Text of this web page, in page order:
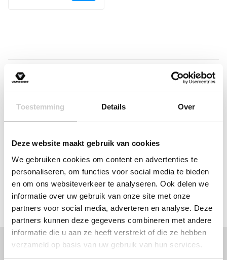
Toestemming Details Over
Deze website maakt gebruik van cookies
We gebruiken cookies om content en advertenties te
personaliseren, om functies voor social media te bieden
en om ons websiteverkeer te analyseren. Ook delen we
informatie over uw gebruik van onze site met onze
partners voor social media, adverteren en analyse. Deze
partners kunnen deze gegevens combineren met andere
informatie die u aan ze heeft verstrekt of die ze hebben
verzameld op basis van uw gebruik van hun services.
Voedingskussen
Voedingsbh's
Draagbare Melkkoeler
Zilveren Tepelkapjes
Zwangerschap
Zwangerschapskussens
Baby hartslagmonitor
Zwangerschapsband